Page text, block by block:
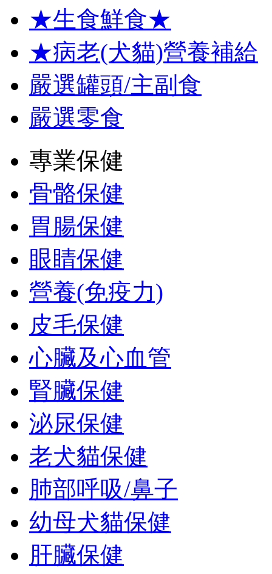
★生食鮮食★
★病老(犬貓)營養補給
嚴選罐頭/主副食
嚴選零食
專業保健
骨骼保健
胃腸保健
眼睛保健
營養(免疫力)
皮毛保健
心臟及心血管
腎臟保健
泌尿保健
老犬貓保健
肺部呼吸/鼻子
幼母犬貓保健
肝臟保健